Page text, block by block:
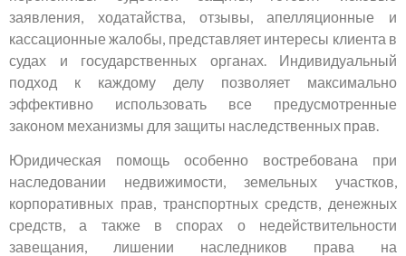
заявления, ходатайства, отзывы, апелляционные и
кассационные жалобы, представляет интересы клиента в
судах и государственных органах. Индивидуальный
подход к каждому делу позволяет максимально
эффективно использовать все предусмотренные
законом механизмы для защиты наследственных прав.
Юридическая помощь особенно востребована при
наследовании недвижимости, земельных участков,
корпоративных прав, транспортных средств, денежных
средств, а также в спорах о недействительности
завещания, лишении наследников права на